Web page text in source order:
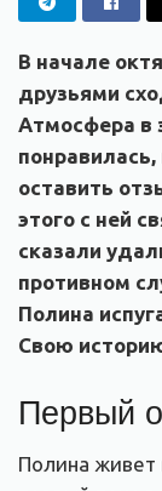
В начале
друзьями
Атмосфера в
оставить
этого с ней
сказали
противном
Полина
Свою
Первый
Полина живет